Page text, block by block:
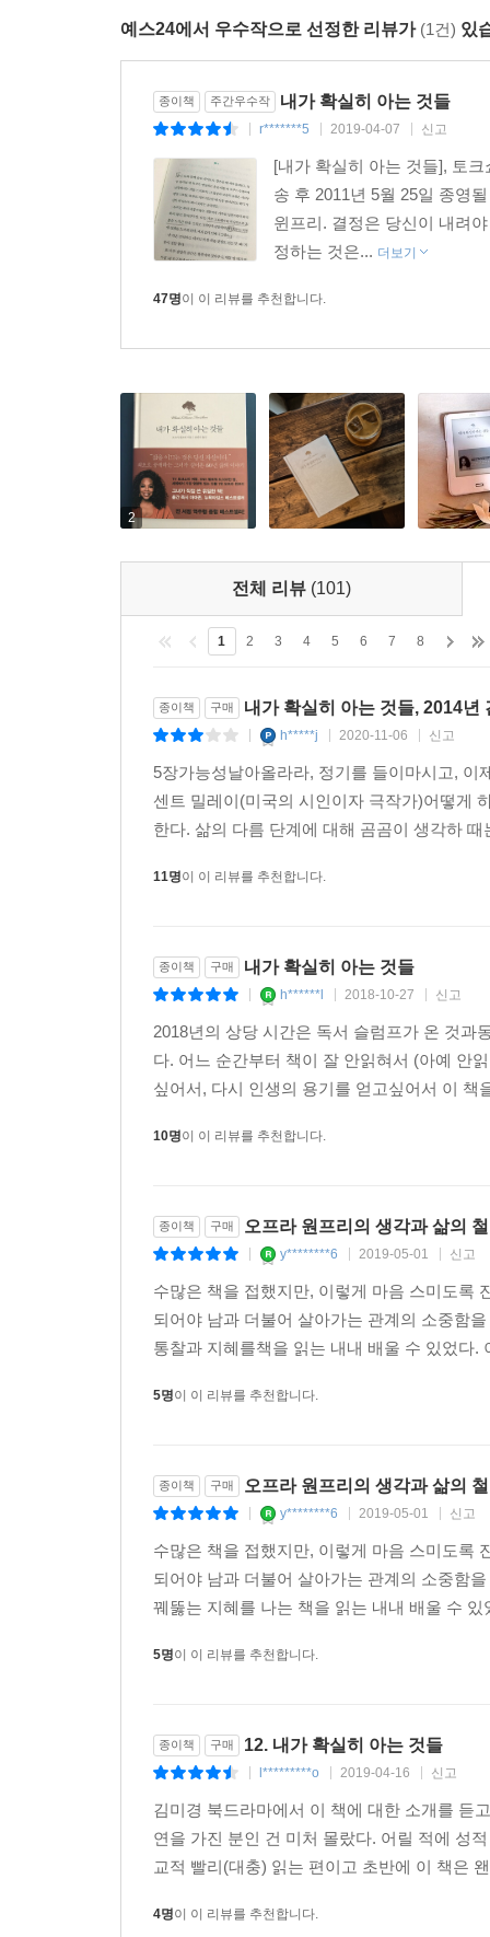
- 꿈은 크게, 아주 크게 꾸고 열심히 노력하라. 그
계획에 몸을 맡겨라.
- 우리가 살면서 겪는 고난은 ‘우리가 한 일’과 ‘
진정한 의도를 주의 깊게 살피고 다음 행동을 신중
조용한 시간을 갖고 몸과 마음을 돌보아야 한다.
- ‘가는 대로 온다’는 법칙은 항상 들어맞는다.
행하는 모든 것은 우리에게로 다시 돌아오기 때문
삶을 이끄는 것은 당신 자신이다
『내가 확실히 아는 것들』은 오프라 윈프리라는
깨닫고, 타인에게 의지하는 대신 진정한 나 자신
전하고 있다.
이 책을 통해 독자들은 우리 시대의 가장 뛰어
짜릿하고 의식을 고양하는, 강력한 힘을 내뿜는
곁에 놓고 몇 번이고 계속 펼치게 될, 그런 책이 될
예스24에서 우수작으로 선정한 리뷰가 (1건) 있
종이책 주간우수작 내가 확실히 아는 것들
r*******5 2019-04-07 신고
[내가 확실히 아는 것들], 토
송 후 2011년 5월 25일 종영
윈프리. 결정은 당신이 내려
정하는 것은... 더보기
47명이 이 리뷰를 추천합니다.
2
전체 리뷰 (101)
1 2 3 4 5 6 7 8
종이책 구매 내가 확실히 아는 것들, 2014년
h*****j 2020-11-06 신고
5장가능성날아올라라, 정기를 들이마시고,
센트 밀레이(미국의 시인이자 극작가)어떻게
한다. 삶의 다름 단계에 대해 곰곰이 생각하
11명이 이 리뷰를 추천합니다.
종이책 구매 내가 확실히 아는 것들
h******l 2018-10-27 신고
2018년의 상당 시간은 독서 슬럼프가 온 것과
다. 어느 순간부터 책이 잘 안읽혀서 (아예 안
싶어서, 다시 인생의 용기를 얻고싶어서 이
10명이 이 리뷰를 추천합니다.
종이책 구매 오프라 원프리의 생각과 삶의
y********6 2019-05-01 신고
수많은 책을 접했지만, 이렇게 마음 스미도록
되어야 남과 더불어 살아가는 관계의 소중함
통찰과 지혜를책을 읽는 내내 배울 수 있었다
5명이 이 리뷰를 추천합니다.
종이책 구매 오프라 원프리의 생각과 삶의
y********6 2019-05-01 신고
수많은 책을 접했지만, 이렇게 마음 스미도록
되어야 남과 더불어 살아가는 관계의 소중함
꿰뚫는 지혜를 나는 책을 읽는 내내 배울 수
5명이 이 리뷰를 추천합니다.
종이책 구매 12. 내가 확실히 아는 것들
l*********o 2019-04-16 신고
김미경 북드라마에서 이 책에 대한 소개를 듣
연을 가진 분인 건 미처 몰랐다. 어릴 적에 성
교적 빨리(대충) 읽는 편이고 초반에 이 책은
4명이 이 리뷰를 추천합니다.